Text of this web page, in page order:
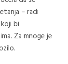
– radi
bi
Za mnoge je